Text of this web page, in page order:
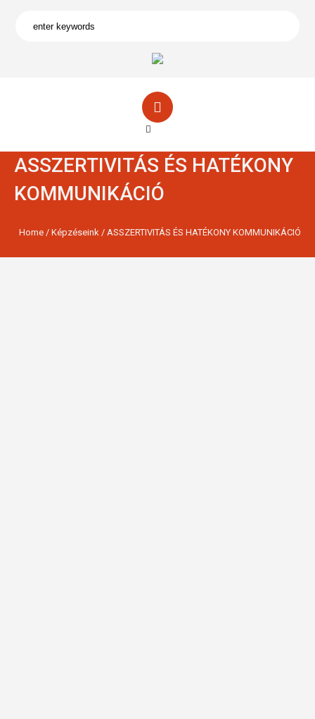
ASSZERTIVITÁS ÉS HATÉKONY
KOMMUNIKÁCIÓ
Home / Képzéseink / ASSZERTIVITÁS ÉS HATÉKONY KOMMUNIKÁCIÓ